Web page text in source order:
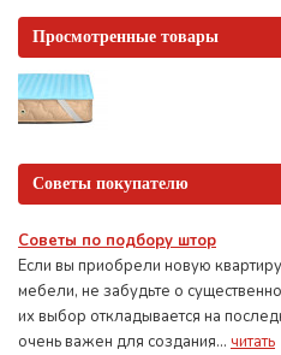
Просмотренные товары
Советы покупателю
Советы по подбору штор
Если вы приобрели новую
мебели, не забудьте о
их выбор откладывается на
очень важен для создания... читать